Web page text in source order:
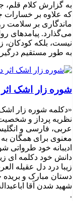
به گزارش کلام قلم،
که علاوه بر خسارات
ماندگاری بر سلامت
می‌گذارد. پیامدهای
نیست، بلکه کودکان،
به طور مستقیم
شوره زار اشک
«دکلمه شوره زار
عربی، فارسی و
معنوی برای همگان
ادیبانه خود طرواتی
دانش خود دکلمه ای
زیبا درد دل عقیله
دستان مبارک و
شهید شدن آقا
.